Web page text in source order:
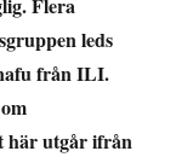
Flera
leds
från ILI.
här utgår ifrån